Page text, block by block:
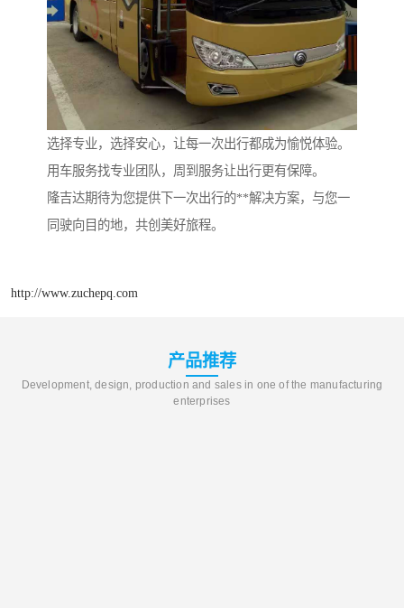
选择专业，选择安心，让每一次出行都成为愉悦体验。
用车服务找专业团队，周到服务让出行更有保障。
隆吉达期待为您提供下一次出行的**解决方案，与您一
同驶向目的地，共创美好旅程。
http://www.zuchepq.com
产品推荐
Development, design, production and sales in one of the manufacturing
enterprises